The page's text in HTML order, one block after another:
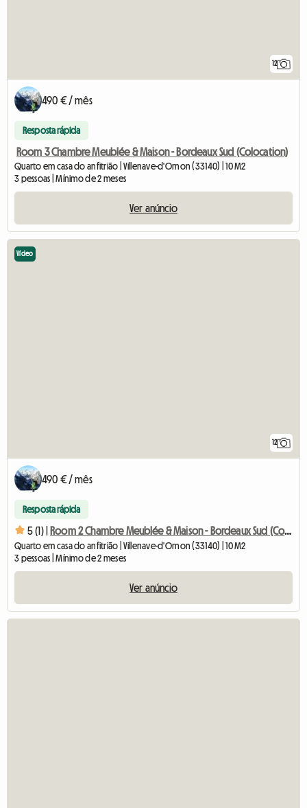
12
490 € / mês
Resposta rápida
Room 3 Chambre Meublée & Maison - Bordeaux Sud (Colocation)
Quarto em casa do anfitrião | Villenave-d'Ornon (33140) | 10 M2
3 pessoas | Mínimo de 2 meses
Ver anúncio
12
Vídeo
490 € / mês
Resposta rápida
5 (1) | Room 2 Chambre Meublée & Maison - Bordeaux Sud (Colocation)
Quarto em casa do anfitrião | Villenave-d'Ornon (33140) | 10 M2
3 pessoas | Mínimo de 2 meses
Ver anúncio